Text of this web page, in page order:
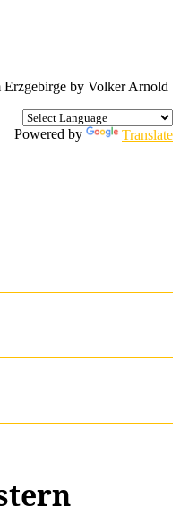
Erzgebirge by Volker Arnold
Powered by Translate